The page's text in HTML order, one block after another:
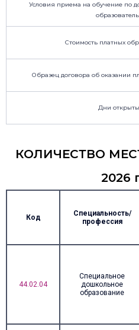
Условия приема на обучение по
Стоимость платных
Образец договора об оказании
Дни
КОЛИЧЕСТВО
2026
Код
Специальность/
профессия
44.02.04
Специальное
дошкольное
образование